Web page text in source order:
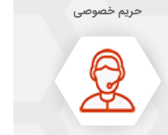
حریم خصوصی